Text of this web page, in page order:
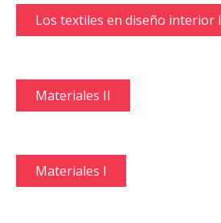
Los textiles en diseño interior I
Materiales II
Materiales I